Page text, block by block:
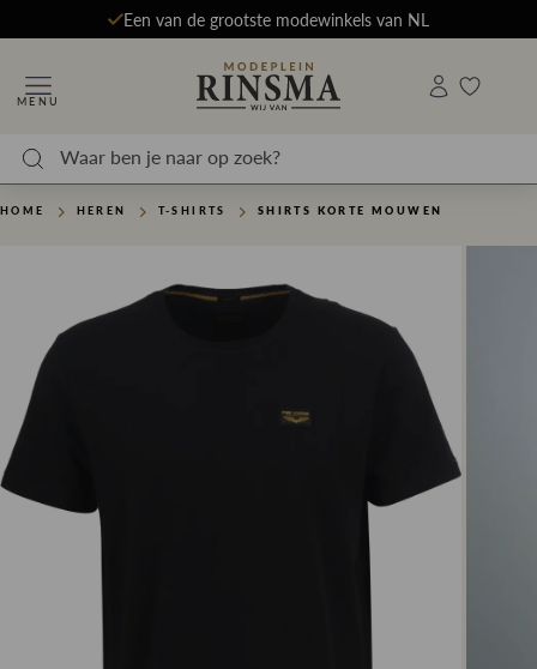
Een van de grootste modewinkels van NL
MENU
HOME HEREN T-SHIRTS SHIRTS KORTE MOUWEN